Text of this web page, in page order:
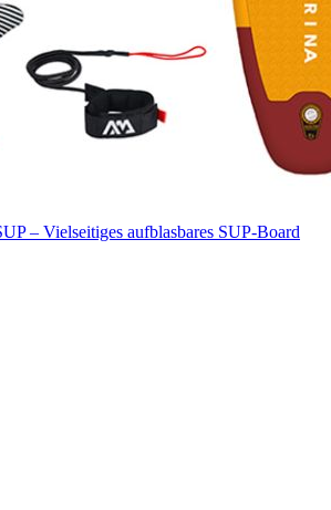
– Vielseitiges aufblasbares SUP-Board